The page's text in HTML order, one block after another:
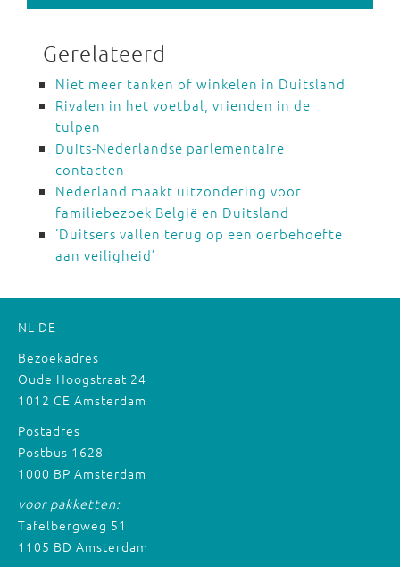
Gerelateerd
Niet meer tanken of winkelen in Duitsland
Rivalen in het voetbal, vrienden in de
tulpen
Duits-Nederlandse parlementaire
contacten
Nederland maakt uitzondering voor
familiebezoek België en Duitsland
‘Duitsers vallen terug op een oerbehoefte
aan veiligheid’
NL DE
Bezoekadres
Oude Hoogstraat 24
1012 CE Amsterdam
Postadres
Postbus 1628
1000 BP Amsterdam
voor pakketten:
Tafelbergweg 51
1105 BD Amsterdam